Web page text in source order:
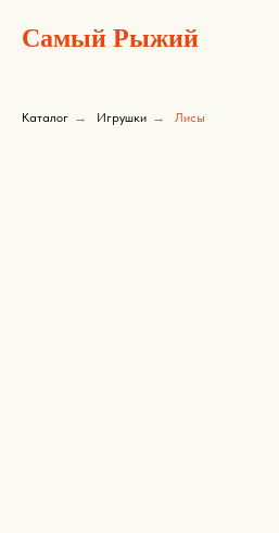
Самый Рыжий
Каталог → Игрушки → Лисы